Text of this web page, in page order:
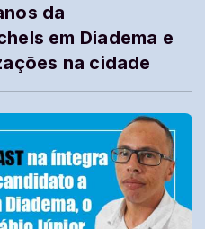
da
em Diadema e
na cidade